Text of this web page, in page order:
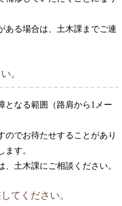
ある場合は、土木課までご連
。
となる範囲（路肩から1メー
のでお待たせすることがあり
す。
土木課にご相談ください。
てください。